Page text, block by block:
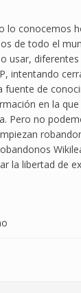
lo conocemos
de todo el
usar,
intentando
fuente de
en la
Pero no
la libertad de